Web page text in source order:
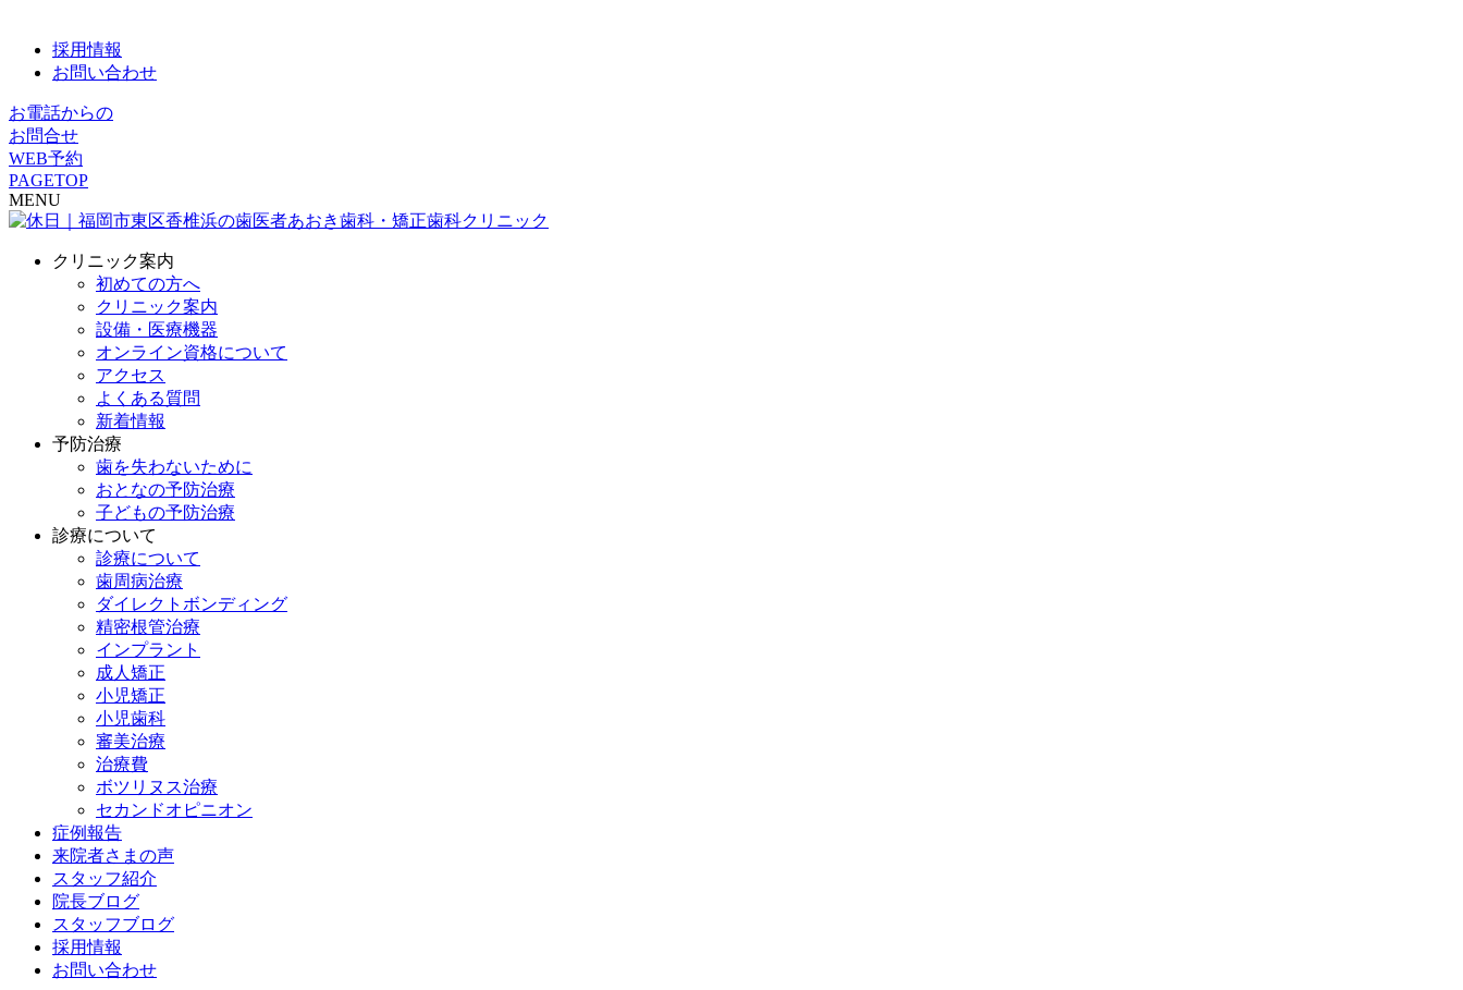
採用情報
お問い合わせ
お電話からの
お問合せ
WEB予約
PAGETOP
MENU
クリニック案内
初めての方へ
クリニック案内
設備・医療機器
オンライン資格について
アクセス
よくある質問
新着情報
予防治療
歯を失わないために
おとなの予防治療
子どもの予防治療
診療について
診療について
歯周病治療
ダイレクトボンディング
精密根管治療
インプラント
成人矯正
小児矯正
小児歯科
審美治療
治療費
ボツリヌス治療
セカンドオピニオン
症例報告
来院者さまの声
スタッフ紹介
院長ブログ
スタッフブログ
採用情報
お問い合わせ